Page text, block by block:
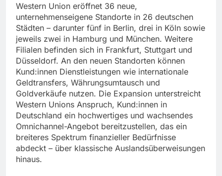
Western Union eröffnet 36 neue,
unternehmenseigene Standorte in 26 deutschen
Städten – darunter fünf in Berlin, drei in Köln sowie
jeweils zwei in Hamburg und München. Weitere
Filialen befinden sich in Frankfurt, Stuttgart und
Düsseldorf. An den neuen Standorten können
Kund:innen Dienstleistungen wie internationale
Geldtransfers, Währungsumtausch und
Goldverkäufe nutzen. Die Expansion unterstreicht
Western Unions Anspruch, Kund:innen in
Deutschland ein hochwertiges und wachsendes
Omnichannel-Angebot bereitzustellen, das ein
breiteres Spektrum finanzieller Bedürfnisse
abdeckt – über klassische Auslandsüberweisungen
hinaus.